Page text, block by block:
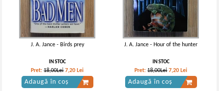
J. A. Jance - Birds prey
IN STOC
Pret:18,00Lei 7,20 Lei
Adaugă în coș
J. A. Jance - Hour of the hunter
IN STOC
Pret:18,00Lei 7,20 Lei
Adaugă în coș